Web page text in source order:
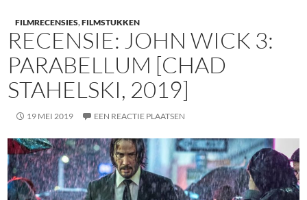
FILMRECENSIES,FILMSTUKKEN
RECENSIE: JOHN WICK 3:
PARABELLUM [CHAD
STAHELSKI, 2019]
19 MEI 2019 EEN REACTIE PLAATSEN